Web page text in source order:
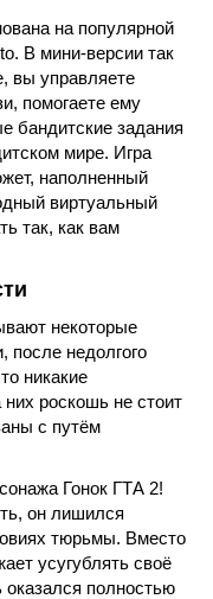
на популярной
В мини-версии так
вы управляете
помогаете ему
бандитские задания
мире. Игра
наполненный
виртуальный
так, как вам
некоторые
после недолгого
никакие
них роскошь не стоит
с путём
Гонок ГТА 2!
он лишился
тюрьмы. Вместо
усугублять своё
оказался полностью